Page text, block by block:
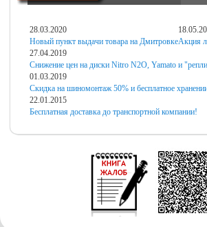
28.03.2020
Новый пункт выдачи товара на ДмитровкеАкция
27.04.2019
Снижение цен на диски Nitro N2O, Yamato и
01.03.2019
Скидка на шиномонтаж 50% и бесплатное
22.01.2015
Бесплатная доставка до транспортной компании!